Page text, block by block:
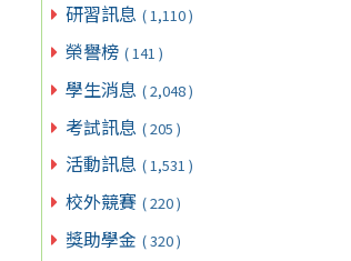
研習訊息 ( 1,110 )
榮譽榜 ( 141 )
學生消息 ( 2,048 )
考試訊息 ( 205 )
活動訊息 ( 1,531 )
校外競賽 ( 220 )
獎助學金 ( 320 )